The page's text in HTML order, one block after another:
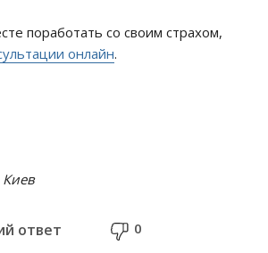
поработать со своим страхом,
онлайн.
Киев
ответ 0